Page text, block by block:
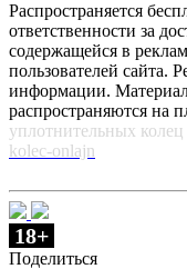
Распространяется
ответственности за
содержащейся в
пользователей сайта.
информации.
распространяются на
уплотнительных колец
kolec-onlajn
18+
Поделиться